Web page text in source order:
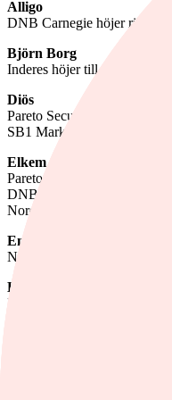
Alligo
DNB Carnegie höjer
Björn Borg
Inderes höjer till öka
Diös
Pareto Securities höjer
SB1 Markets höjer
Elkem
Pareto Securities sänker
DNB Carnegie höjer
Nordea höjer riktkursen till
Enento
Nordea sänker riktkursen till
Humble
DNB Carnegie sänker